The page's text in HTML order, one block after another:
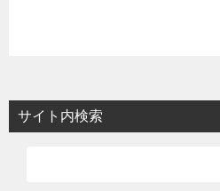
サイト内検索